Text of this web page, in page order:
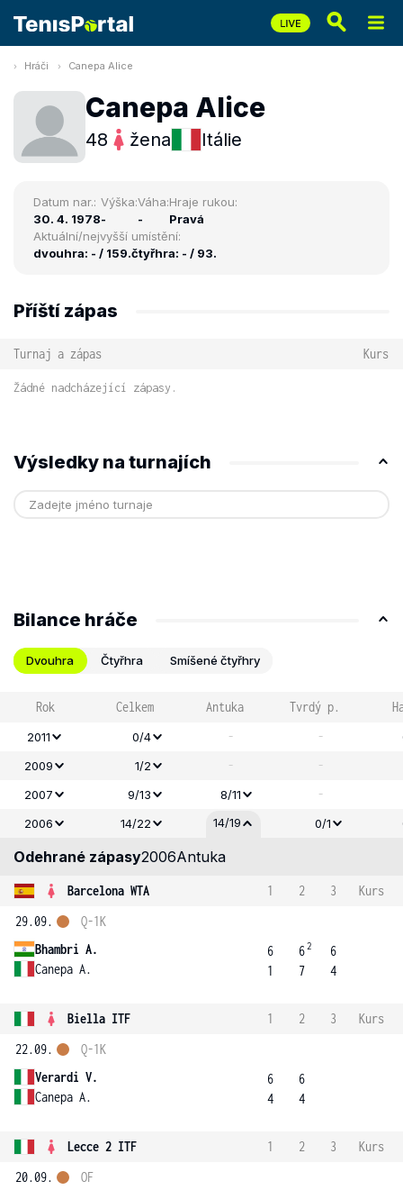
Hráči Canepa Alice
Canepa Alice
48 žena Itálie
Datum nar.:
30. 4. 1978
Výška:
-
Váha:
-
Hraje rukou:
Pravá
Aktuální/nejvyšší umístění:
dvouhra: - / 159.čtyřhra: - / 93.
Příští zápas
Turnaj a zápas Kurs
Žádné nadcházející zápasy.
Výsledky na turnajích
Bilance hráče
Dvouhra Čtyřhra Smíšené čtyřhry
Rok Celkem Antuka Tvrdý p.
2011 0/4 - -
2009
1/2 - -
2007 9/13 8/11 -
2006 14/22 14/19 0/1
Odehrané zápasy2006Antuka
Barcelona WTA 1 2 3
Kurs
29.09.
Bhambri A.
Canepa A.
Q-1K
6
1
62
7
6
4
Biella ITF 1 2 3
Kurs
22.09.
Verardi V.
Canepa A.
Q-1K
6
4
6
4
Lecce 2 ITF 1 2 3
Kurs
20.09.
OF